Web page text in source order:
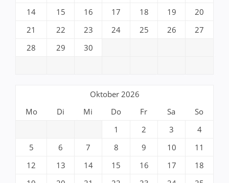
14
15 16 17 18 19
20
21
22 23 24 25 26
27
28
29 30
Oktober 2026
Mo
Di Mi Do Fr Sa
So
1
2 3
4
5
6 7 8 9 10
11
12
13 14 15 16 17
18